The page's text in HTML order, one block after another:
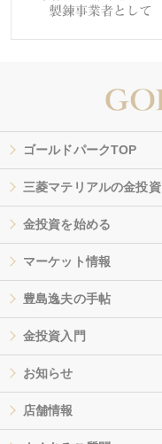
ゴールドパークTOP
三菱マテリアルの金投資
金投資を始める
マーケット情報
豊島逸夫の手帖
金投資入門
お知らせ
店舗情報